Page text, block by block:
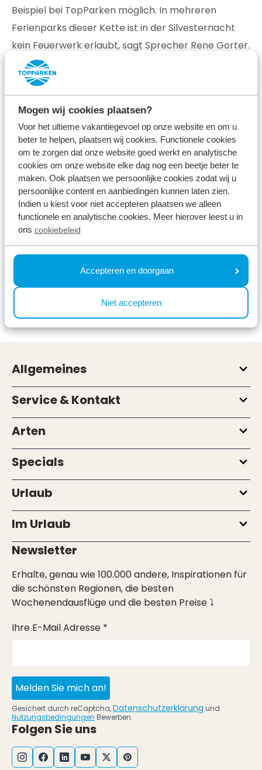
Mogen wij cookies plaatsen?
Voor het ultieme vakantiegevoel op onze website en om u
beter te helpen, plaatsen wij cookies. Functionele cookies
om te zorgen dat onze website goed werkt en analytische
cookies om onze website elke dag nog een beetje beter te
maken. Ook plaatsen we persoonlijke cookies zodat wij u
persoonlijke content en aanbiedingen kunnen laten zien.
Indien u kiest voor niet accepteren plaatsen we alleen
functionele en analytische cookies. Meer hierover leest u in
ons cookiebeleid
Accepteren en doorgaan
Niet accepteren
Beispiel bei TopParken möglich. In mehreren
Ferienparks dieser Kette ist in der Silvesternacht
kein Feuerwerk erlaubt, sagt Sprecher Rene Gorter.
"Wir haben das vor vier Jahren eingeführt und es ist
sehr beliebt. Leute, die zum Jahreswechsel
kommen, buchen oft gleich danach auch für das
nächste Jahr".
Das betrifft vor allem Hundebesitzer. Der Park De
Scheleberg, dessen Leiter Gorter ist, ist zum Beispiel
mit 300 Hunden voll belegt. "Wir haben genauso
viele Ferienhäuser wie Hunde. Wir reagieren auch
darauf, zum Beispiel haben wir ein spezielles
Hundebuffet. Meistens sind es ganz normale Hunde,
aber es kommen auch viele Leute mit
Assistenzhunden."
AufLandgoed de Schelebergsteht ein spezielles
Buffet für Hunde bereit.
Allgemeines
Service & Kontakt
Arten
Specials
Urlaub
Im Urlaub
Newsletter
Erhalte, genau wie 100.000 andere, Inspirationen für
die schönsten Regionen, die besten
Wochenendausflüge und die besten Preise ⤵
Ihre E-Mail Adresse *
Melden Sie mich an!
Gesichert durch reCaptcha,Datenschutzerklärung und
Nutzungsbedingungen Bewerben.
Folgen Sie uns